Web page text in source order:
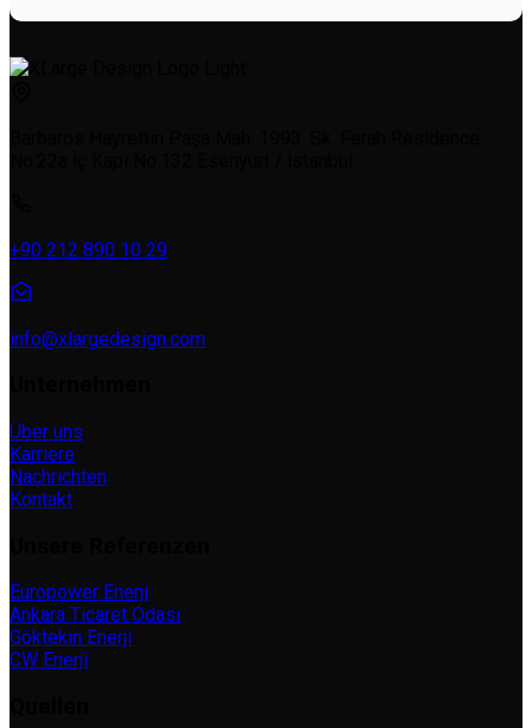
+90 212 890 10 29
info@xlargedesign.com
Über uns
Karriere
Nachrichten
Kontakt
Europower Enerji
Ankara Ticaret Odası
Göktekin Enerji
CW Enerji